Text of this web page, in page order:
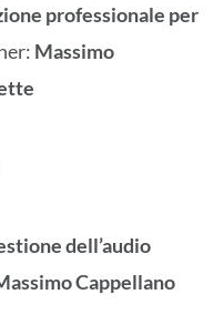
professionale per
Massimo
dell’audio
Cappellano